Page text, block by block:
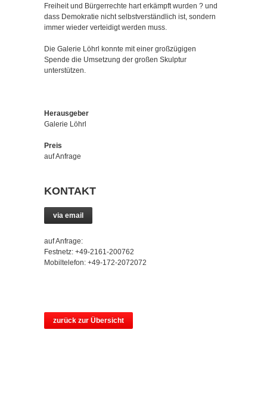
Freiheit und Bürgerrechte hart erkämpft wurden ? und
dass Demokratie nicht selbstverständlich ist, sondern
immer wieder verteidigt werden muss.
Die Galerie Löhrl konnte mit einer großzügigen
Spende die Umsetzung der großen Skulptur
unterstützen.
Herausgeber
Galerie Löhrl
Preis
auf Anfrage
KONTAKT
via email
auf Anfrage:
Festnetz: +49-2161-200762
Mobiltelefon: +49-172-2072072
zurück zur Übersicht